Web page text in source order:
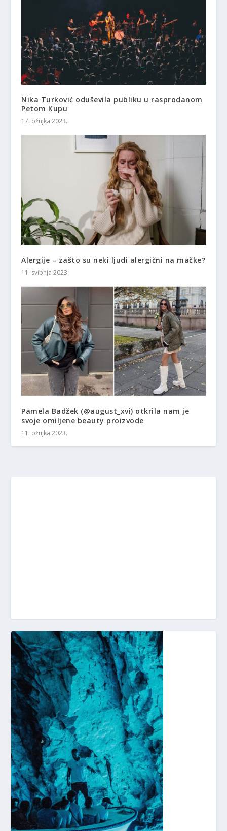
Nika Turković oduševila publiku u rasprodanom
Petom Kupu
17. ožujka 2023.
Alergije – zašto su neki ljudi alergični na mačke?
11. svibnja 2023.
Pamela Badžek (@august_xvi) otkrila nam je
svoje omiljene beauty proizvode
11. ožujka 2023.